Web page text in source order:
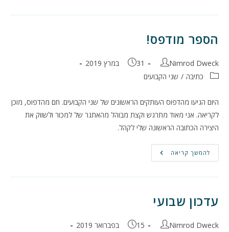
לאור!
הספר מודפס!
מחבר:
Nimrod Dweck פורסם:
31 במרץ 2019
קטגוריה:כתיבה / שני הקבועים
היום הגיעו מהדפוס העותקים הראשונים של שני הקבועים. חם מהדפוס, מוכן
לקריאה. אני מאוד מתרגש וקצת מבוהל מהאתגר של למכור ולשווק את
היצירה הכתובה הראשונה שלי לקהל.
להמשך קריאה הספר
מודפס!
עדכון שבועי
מחבר:
Nimrod Dweck פורסם:
15 בפברואר 2019